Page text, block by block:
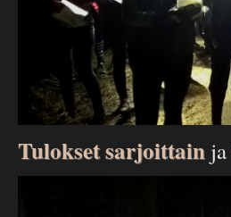
Tulokset sarjoittainja